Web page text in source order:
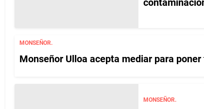
MONSEÑOR.
Monseñor Ulloa acepta mediar para
MONSEÑOR.